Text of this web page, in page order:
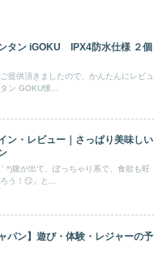
タン iGOKU IPX4防水仕様 ２個
提供頂きましたので、かんたんにレビュ
ン GOKU懐...
ン・レビュー｜さっぱり美味しい
*)腹が出て、ぽっちゃり系で、食欲も旺
う！😏」と...
パン】遊び・体験・レジャーの予